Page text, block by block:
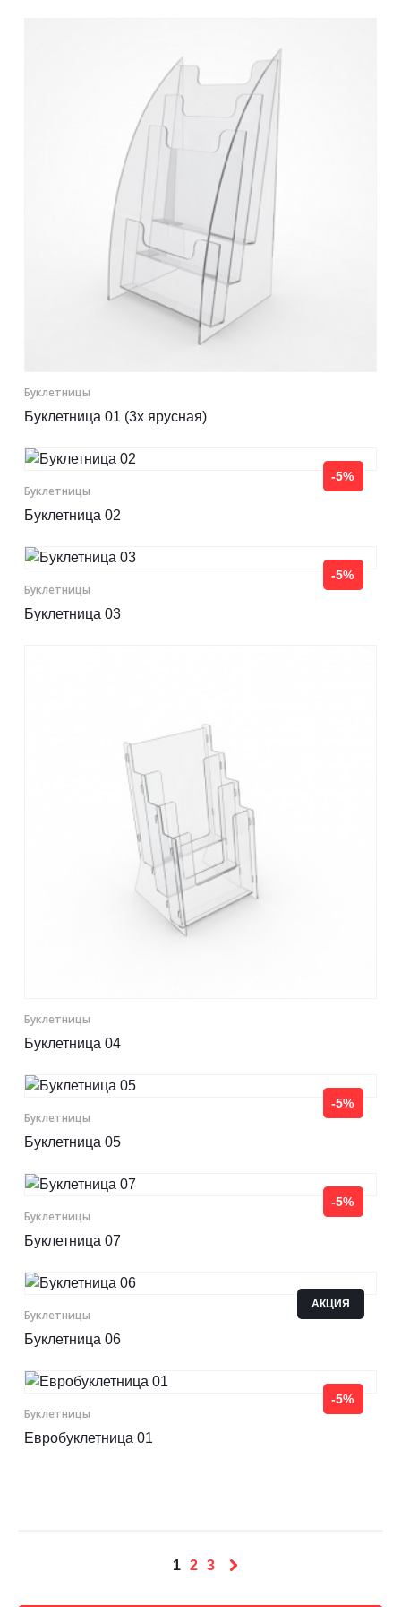
Отправить заявку
8 (800) 333-72-11
sale@plastikam.ru
Буклетницы
Буклетница 01 (3х ярусная)
-5%
Буклетницы
Буклетница 02
-5%
Буклетницы
Буклетница 03
Буклетницы
Буклетница 04
-5%
Буклетницы
Буклетница 05
-5%
Буклетницы
Буклетница 07
АКЦИЯ
Буклетницы
Буклетница 06
-5%
Буклетницы
Евробуклетница 01
1 2 3